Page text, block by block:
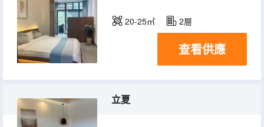
20-25㎡ 2層
查看供應
立夏